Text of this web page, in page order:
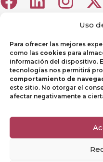
Uso
Para ofrecer las mejores
como las cookies para
información del dispositivo.
tecnologías nos permitirá
comportamiento de
este sitio. No otorgar el
afectar negativamente a
Aviso legal
Política de Privacidad
Política de Cookies